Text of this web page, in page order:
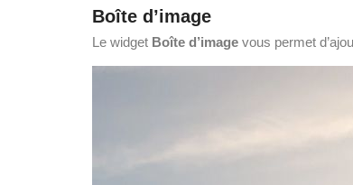
Boîte d’image
Le widget Boîte d’image vous permet